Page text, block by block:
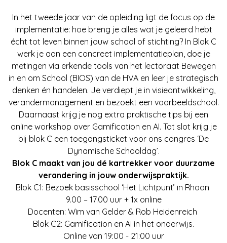
In het tweede jaar van de opleiding ligt de focus op de
implementatie: hoe breng je alles wat je geleerd hebt
écht tot leven binnen jouw school of stichting? In Blok C
werk je aan een concreet implementatieplan, doe je
metingen via erkende tools van het lectoraat Bewegen
in en om School (BIOS) van de HVA en leer je strategisch
denken én handelen. Je verdiept je in visieontwikkeling,
verandermanagement en bezoekt een voorbeeldschool.
Daarnaast krijg je nog extra praktische tips bij een
online workshop over Gamification en AI. Tot slot krijg je
bij blok C een toegangsticket voor ons congres ‘De
Dynamische Schooldag’.
Blok C maakt van jou dé kartrekker voor duurzame
verandering in jouw onderwijspraktijk.
Blok C1: Bezoek basisschool ‘Het Lichtpunt’ in Rhoon
9.00 – 17.00 uur + 1x online
Docenten: Wim van Gelder & Rob Heidenreich
Blok C2: Gamification en Ai in het onderwijs.
Online van 19:00 - 21:00 uur